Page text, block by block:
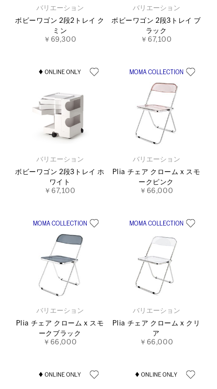
バリエーション
ボビーワゴン 2段2トレイ ク
ミン
￥69,300
バリエーション
ボビーワゴン 2段3トレイ ブ
ラック
￥67,100
バリエーション
ボビーワゴン 2段3トレイ ホ
ワイト
￥67,100
バリエーション
Plia チェア クローム x スモ
ークピンク
￥66,000
バリエーション
Plia チェア クローム x スモ
ークブラック
￥66,000
バリエーション
Plia チェア クローム x クリ
ア
￥66,000